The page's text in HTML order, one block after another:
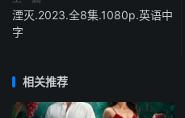
湮灭.2023.全8集.1080p.英语中
字
相关推荐